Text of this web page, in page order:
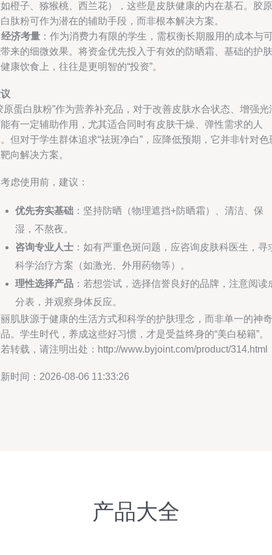
橙子、猕猴桃、西兰花），这些是皮肤健康的内在基石。胶原
肽粉可作为潜在的辅助手段，而非根本解决方案。
经济考量 ：作为消费力有限的学生，需权衡长期服用的成本与
来的细微效果。将资金优先投入于有效的防晒霜、基础的护肤
康饮食上，往往是更明智的“投资”。
原蛋白肽粉”作为营养补充品，对于改善皮肤水合状态、增强光
有一定辅助作用，尤其适合同时有皮肤干燥、弹性需求的人
但对于学生群体追求“祛斑净白”，应降低预期，它并非针对色
向解决方案。
虑使用前，建议：
优先夯实基础 ：坚持防晒（物理遮挡+防晒霜）、清洁、保
湿，不熬夜。
咨询专业人士 ：如有严重色斑问题，应咨询皮肤科医生，寻
科学治疗方案（如激光、外用药物等）。
理性选择产品 ：若想尝试，选择信誉良好的品牌，注意阅读
分表，并观察身体反应。
肌肤源于健康的生活方式和科学的护肤理念，而非单一的神奇
。学生时代，养成这些好习惯，才是受益终身的“美白秘籍”。
转载，请注明出处：http://www.byjoint.com/product/314.html
时间：2026-08-06 11:33:26
产品大全